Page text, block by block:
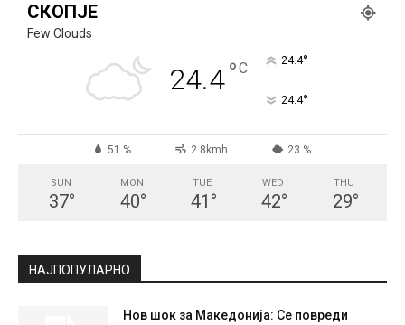
СКОПЈЕ
Few Clouds
24.4°C 24.4°
24.4°
51 % 2.8kmh 23 %
SUN
37°
MON
40°
TUE
41 °
WED
42°
THU
29°
НАЈПОПУЛАРНО
Нов шок за Македонија: Се повреди